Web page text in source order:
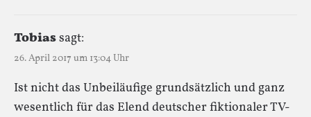
Tobiassagt:
26. April 2017 um 13:04 Uhr
Ist nicht das Unbeiläufige grundsätzlich und ganz
wesentlich für das Elend deutscher fiktionaler TV-